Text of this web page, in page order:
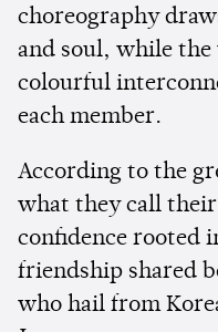
choreography
and soul, while the
colourful
each member.
According to the
what they call
confidence rooted
friendship shared
who hail from